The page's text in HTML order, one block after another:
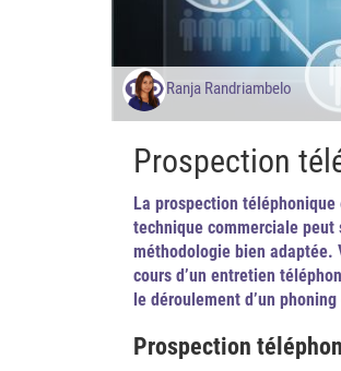
Ranja Randriambelo
Prospection
La prospection
technique commerciale peut
méthodologie bien adaptée.
cours d’un entretien
le déroulement d’un
Prospection